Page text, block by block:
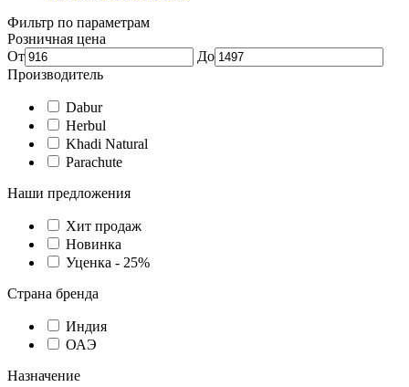
Фильтр по параметрам
Розничная цена
От
До
Производитель
Dabur
Herbul
Khadi Natural
Parachute
Наши предложения
Хит продаж
Новинка
Уценка - 25%
Страна бренда
Индия
ОАЭ
Назначение